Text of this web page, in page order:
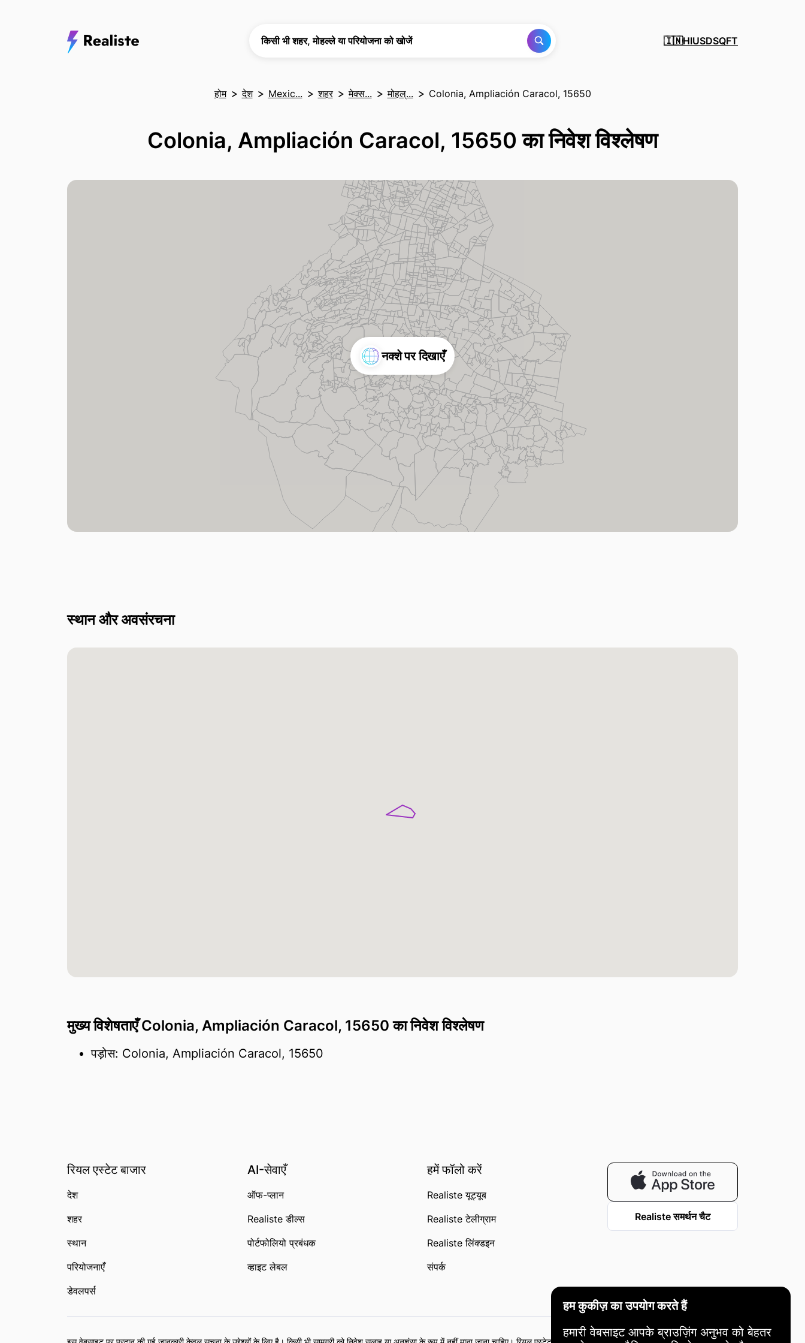
हम कुकीज़ का उपयोग करते हैं
हमारी वेबसाइट आपके ब्राउज़िंग अनुभव को बेहतर
किसी भी शहर, मोहल्ले या परियोजना को खोजें
🇮🇳HIUSDSQFT
होम देश Mexic... शहर मेक्स... मोहल्... Colonia, Ampliación Caracol, 15650
Colonia, Ampliación Caracol, 15650 का निवेश विश्लेषण
नक्शे पर दिखाएँ
स्थान और अवसंरचना
मुख्य विशेषताएँ Colonia, Ampliación Caracol, 15650 का निवेश विश्लेषण
पड़ोस: Colonia, Ampliación Caracol, 15650
रियल एस्टेट बाजार
देश
शहर
स्थान
परियोजनाएँ
डेवलपर्स
AI-सेवाएँ
ऑफ-प्लान
Realiste डील्स
पोर्टफोलियो प्रबंधक
व्हाइट लेबल
हमें फॉलो करें
Realiste यूट्यूब
Realiste टेलीग्राम
Realiste लिंक्डइन
संपर्क
Realiste समर्थन चैट